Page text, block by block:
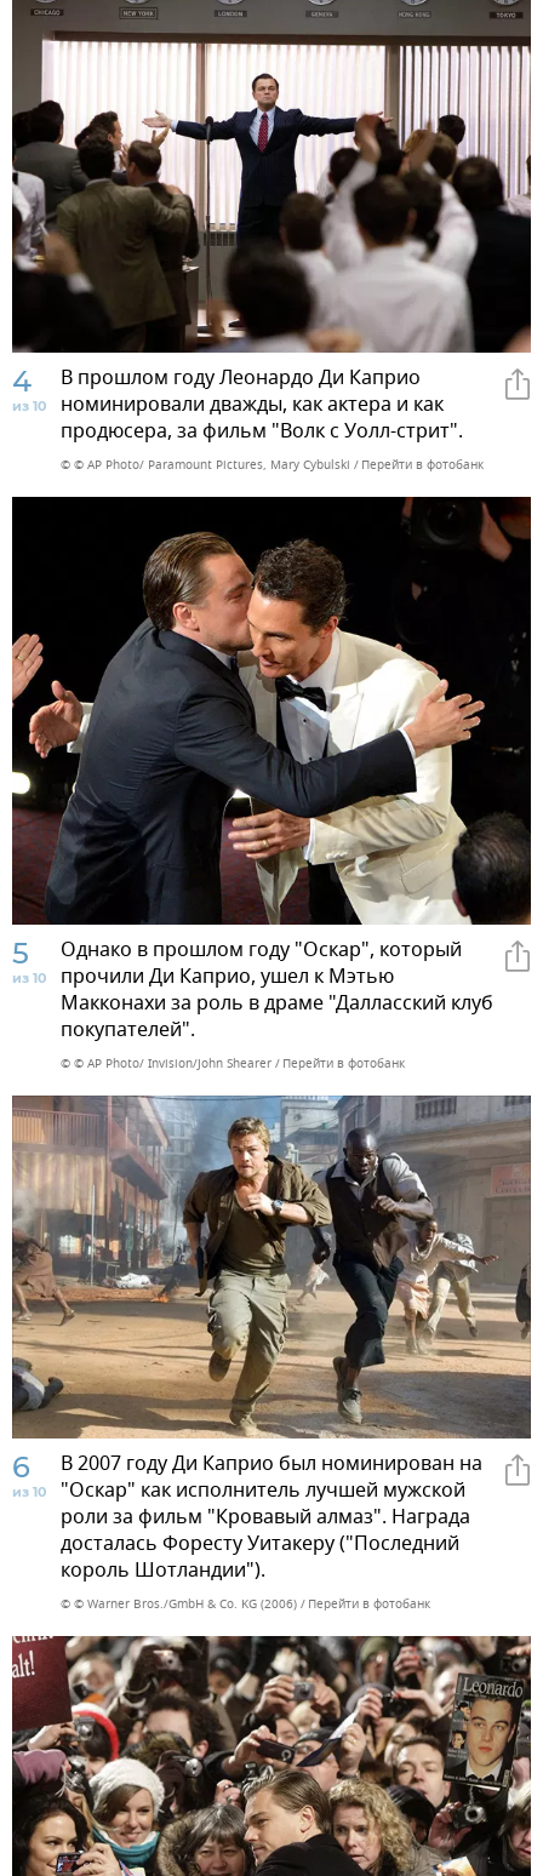
4
из 10
В прошлом году Леонардо Ди Каприо
номинировали дважды, как актера и как
продюсера, за фильм "Волк с Уолл-стрит".
© © AP Photo/ Paramount Pictures, Mary Cybulski Перейти в фотобанк
5
из 10
Однако в прошлом году "Оскар", который
прочили Ди Каприо, ушел к Мэтью
Макконахи за роль в драме "Далласский клуб
покупателей".
© © AP Photo/ Invision/John Shearer Перейти в фотобанк
6
из 10
В 2007 году Ди Каприо был номинирован на
"Оскар" как исполнитель лучшей мужской
роли за фильм "Кровавый алмаз". Награда
досталась Форесту Уитакеру ("Последний
король Шотландии").
© © Warner Bros./GmbH & Co. KG (2006) Перейти в фотобанк